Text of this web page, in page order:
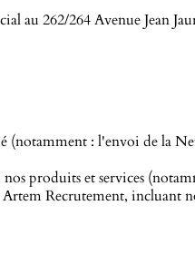
au 262/264 Avenue Jean
(notamment : l'envoi de la
produits et services
Recrutement, incluant